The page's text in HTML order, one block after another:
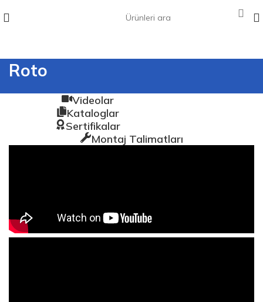
Roto
Videolar
Kataloglar
Sertifikalar
Montaj Talimatları